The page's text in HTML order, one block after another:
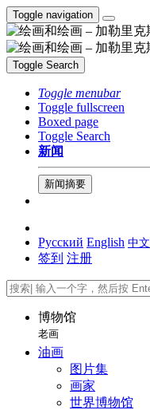
Toggle navigation
Toggle Search
Toggle menubar
Toggle fullscreen
Boxed page
Toggle Search
新闻
新闻摘要
Русский English 中文
签到 注册
博物馆
老画
油画
图片集
画家
世界博物馆